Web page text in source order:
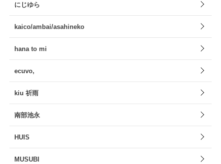
にじゆら
kaico/ambai/asahineko
hana to mi
ecuvo,
kiu 祈雨
南部池永
HUIS
MUSUBI